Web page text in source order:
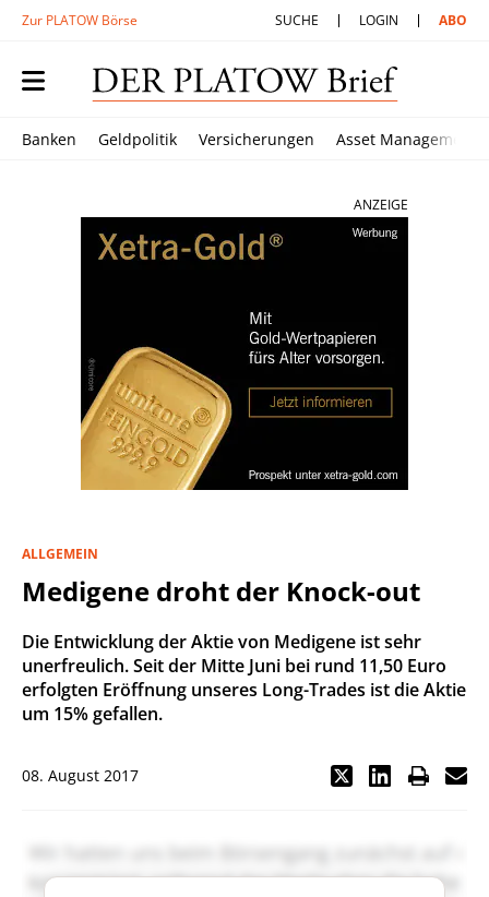
Zur PLATOW Börse SUCHE LOGIN ABO
Banken Geldpolitik Versicherungen Asset Management
ANZEIGE
ALLGEMEIN
Medigene droht der Knock-out
Die Entwicklung der Aktie von Medigene ist sehr
unerfreulich. Seit der Mitte Juni bei rund 11,50 Euro
erfolgten Eröffnung unseres Long-Trades ist die Aktie
um 15% gefallen.
08. August 2017